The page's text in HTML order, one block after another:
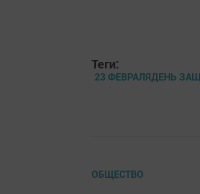
Теги:
23 ФЕВРАЛЯДЕНЬ
ОБЩЕСТВО